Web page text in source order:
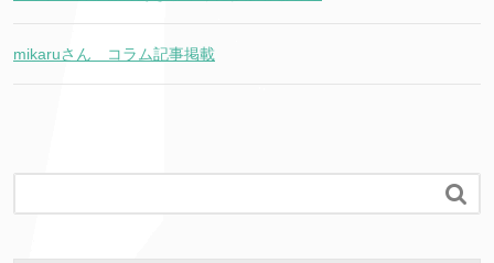
mikaruさん コラム記事掲載
